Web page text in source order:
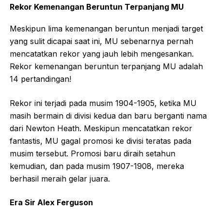
Rekor Kemenangan Beruntun Terpanjang MU
Meskipun lima kemenangan beruntun menjadi target
yang sulit dicapai saat ini, MU sebenarnya pernah
mencatatkan rekor yang jauh lebih mengesankan.
Rekor kemenangan beruntun terpanjang MU adalah
14 pertandingan!
Rekor ini terjadi pada musim 1904-1905, ketika MU
masih bermain di divisi kedua dan baru berganti nama
dari Newton Heath. Meskipun mencatatkan rekor
fantastis, MU gagal promosi ke divisi teratas pada
musim tersebut. Promosi baru diraih setahun
kemudian, dan pada musim 1907-1908, mereka
berhasil meraih gelar juara.
Era Sir Alex Ferguson